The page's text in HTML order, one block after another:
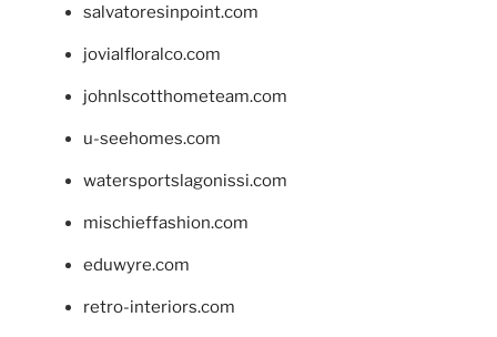
salvatoresinpoint.com
jovialfloralco.com
johnlscotthometeam.com
u-seehomes.com
watersportslagonissi.com
mischieffashion.com
eduwyre.com
retro-interiors.com